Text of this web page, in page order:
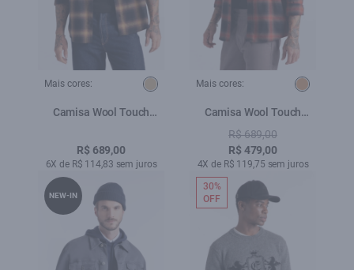
Mais cores:
Camisa Wool Touch
Camel
R$ 689,00
6X de R$ 114,83 sem juros
Mais cores:
Camisa Wool Touch
Cepheus Irish Telha
R$ 689,00
R$ 479,00
4X de R$ 119,75 sem juros
NEW-IN
30%
OFF